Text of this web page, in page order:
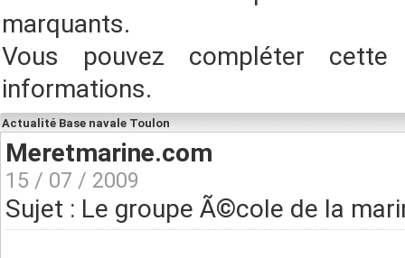
marquants.
Vous pouvez compléter
informations.
Actualité Base navale Toulon
Meretmarine.com
15 / 07 / 2009
Sujet : Le groupe Ã©cole de la